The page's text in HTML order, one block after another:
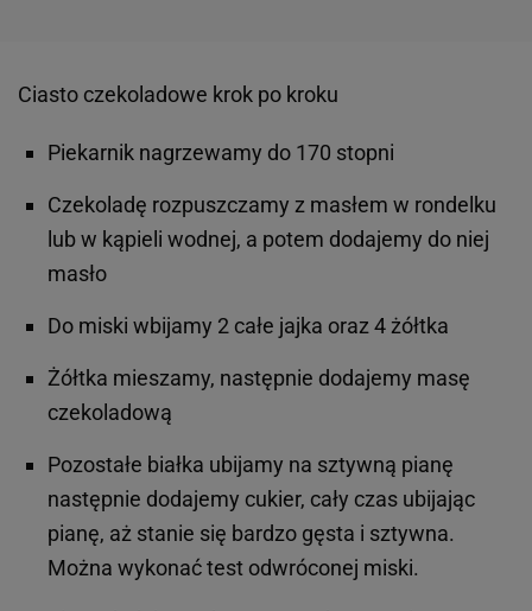
Ciasto czekoladowe krok po kroku
Piekarnik nagrzewamy do 170 stopni
Czekoladę rozpuszczamy z masłem w rondelku
lub w kąpieli wodnej, a potem dodajemy do niej
masło
Do miski wbijamy 2 całe jajka oraz 4 żółtka
Żółtka mieszamy, następnie dodajemy masę
czekoladową
Pozostałe białka ubijamy na sztywną pianę
następnie dodajemy cukier, cały czas ubijając
pianę, aż stanie się bardzo gęsta i sztywna.
Można wykonać test odwróconej miski.